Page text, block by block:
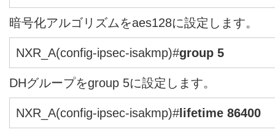
暗号化アルゴリズムをaes128に設定します。
NXR_A(config-ipsec-isakmp)#group 5
DHグループをgroup 5に設定します。
NXR_A(config-ipsec-isakmp)#lifetime 86400